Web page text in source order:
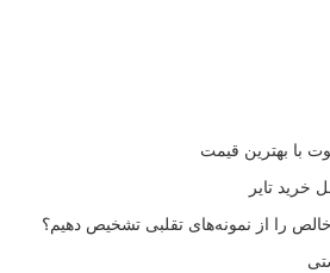
را از نمونه‌های تقلبی تشخیص دهیم؟